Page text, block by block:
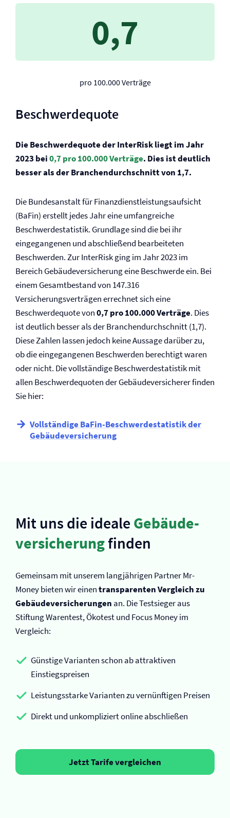
0,7
pro 100.000 Verträge
Beschwerdequote
Die Beschwerdequote der InterRisk liegt im Jahr
2023 bei0,7 pro 100.000 Verträge. Dies ist deutlich
besser als der Branchendurchschnitt von 1,7.
Die Bundesanstalt für Finanzdienstleistungsaufsicht
(BaFin) erstellt jedes Jahr eine umfangreiche
Beschwerdestatistik. Grundlage sind die bei ihr
eingegangenen und abschließend bearbeiteten
Beschwerden. Zur InterRisk ging im Jahr 2023 im
Bereich Gebäude­versicherung eine Beschwerde ein. Bei
einem Gesamtbestand von 147.316
Versicherungsverträgen errechnet sich eine
Beschwerdequote von0,7 pro 100.000 Verträge. Dies
ist deutlich besser als der Branchendurchschnitt (1,7).
Diese Zahlen lassen jedoch keine Aussage darüber zu,
ob die eingegangenen Beschwerden berechtigt waren
oder nicht. Die vollständige Beschwerdestatistik mit
allen Beschwerdequoten der Gebäude­versicherer finden
Sie hier:
Vollständige BaFin-Beschwerdestatistik der
Gebäude­versicherung
Mit uns die ideale Gebäude­
versicherungfinden
Gemeinsam mit unserem langjährigen Partner Mr-
Money bieten wir einentransparenten Vergleich zu
Gebäude­versicherungen an. Die Testsieger aus
Stiftung Warentest, Ökotest und Focus Money im
Vergleich:
Günstige Varianten schon ab attraktiven
Einstiegspreisen
Leistungsstarke Varianten zu vernünftigen Preisen
Direkt und unkompliziert online abschließen
Jetzt Tarife vergleichen